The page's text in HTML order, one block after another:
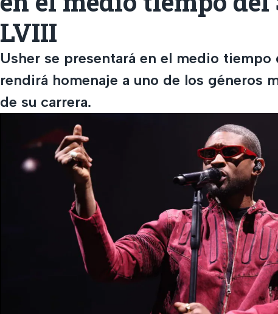
LVIII
Usher se presentará en el medio tiempo
rendirá homenaje a uno de los géneros
de su carrera.